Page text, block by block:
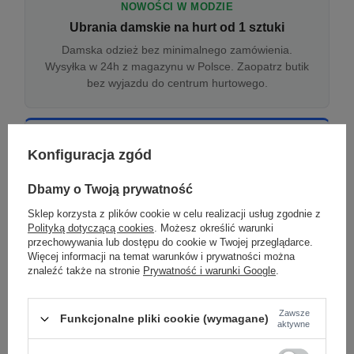
NOWOŚCI W MODZIE
Ubrania damskie na hurt od 1 sztuki
Damska odzież bez minimalnego zamówienia.
Wysyłka w 24h z magazynu w Polsce. Zaopatrz butik
bez wyjazdu do centrum hurtowego.
Odzież damska hurtowo online
Internetowa hurtownia damska z plikiem XML/CSV.
Aktualizacja stanów co godzinę.
DROPSHIPPING
Damskie ubrania w dropshippingu
Hurt odzieży damskiej z wysyłką na etykiecie Twojego
sklepu w całej UE. Zero magazynu, zero
Konfiguracja zgód
Dbamy o Twoją prywatność
Sklep korzysta z plików cookie w celu realizacji usług zgodnie z
Polityką dotyczącą cookies. Możesz określić warunki
przechowywania lub dostępu do cookie w Twojej przeglądarce.
Więcej informacji na temat warunków i prywatności można
znaleźć także na stronie Prywatność i warunki Google.
Funkcjonalne pliki cookie (wymagane)
Zawsze
aktywne